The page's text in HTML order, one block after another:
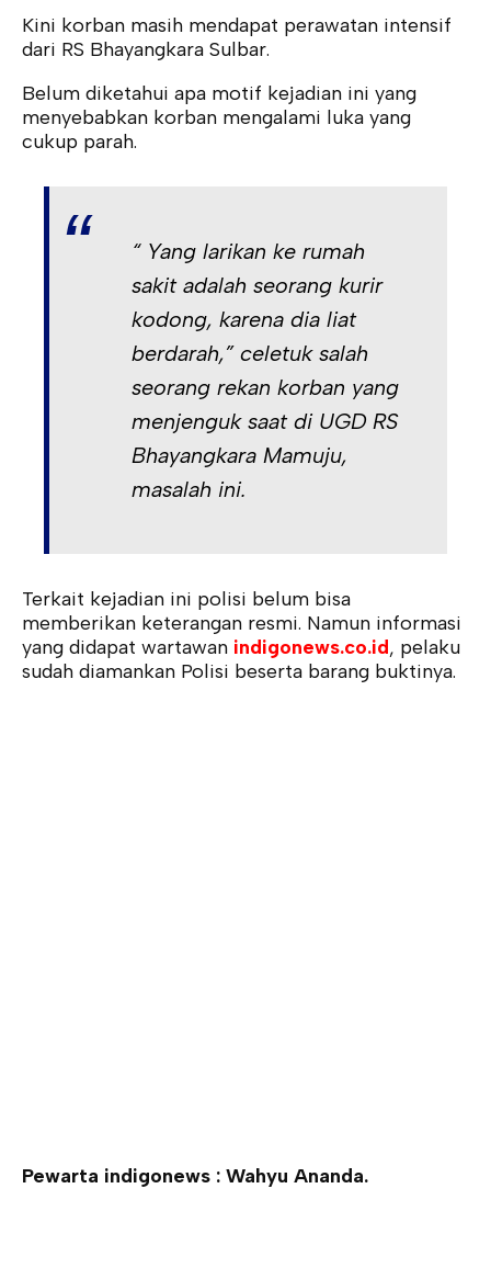
Kini korban masih mendapat perawatan intensif
dari RS Bhayangkara Sulbar.
Belum diketahui apa motif kejadian ini yang
menyebabkan korban mengalami luka yang
cukup parah.
“ Yang larikan ke rumah
sakit adalah seorang kurir
kodong, karena dia liat
berdarah,” celetuk salah
seorang rekan korban yang
menjenguk saat di UGD RS
Bhayangkara Mamuju,
masalah ini.
Terkait kejadian ini polisi belum bisa
memberikan keterangan resmi. Namun informasi
yang didapat wartawan indigonews.co.id, pelaku
sudah diamankan Polisi beserta barang buktinya.
Pewarta indigonews : Wahyu Ananda.